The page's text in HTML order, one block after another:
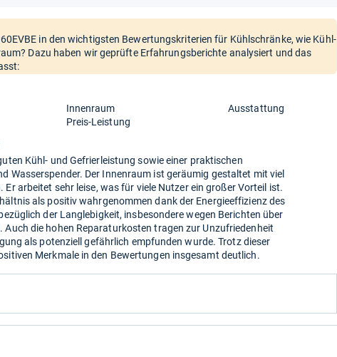
in den wichtigsten Bewertungskriterien für Kühlschränke, wie Kühl-
Dazu haben wir geprüfte Erfahrungsberichte analysiert und das
Innenraum
Ausstattung
Preis-Leistung
Kühl- und Gefrierleistung sowie einer praktischen
Wasserspender. Der Innenraum ist geräumig gestaltet mit viel
arbeitet sehr leise, was für viele Nutzer ein großer Vorteil ist.
als positiv wahrgenommen dank der Energieeffizienz des
der Langlebigkeit, insbesondere wegen Berichten über
Auch die hohen Reparaturkosten tragen zur Unzufriedenheit
als potenziell gefährlich empfunden wurde. Trotz dieser
Merkmale in den Bewertungen insgesamt deutlich.